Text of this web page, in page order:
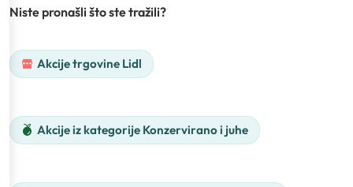
Niste pronašli što ste tražili?
Akcije trgovine Lidl
Akcije iz kategorije Konzervirano i juhe